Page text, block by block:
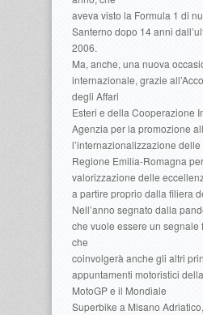
aveva visto la Formula 1 di
Santerno dopo 14 anni
2006.
Ma, anche, una nuova
internazionale, grazie
degli Affari
Esteri e della Cooperazione
Agenzia per la promozione
l’internazionalizzazione
Regione Emilia-Romagna
valorizzazione delle
a partire proprio dalla filiera
Nell’anno segnato dalla
che vuole essere un segnale
che
coinvolgerà anche gli altri
appuntamenti motoristici
MotoGP e il Mondiale
Superbike a Misano